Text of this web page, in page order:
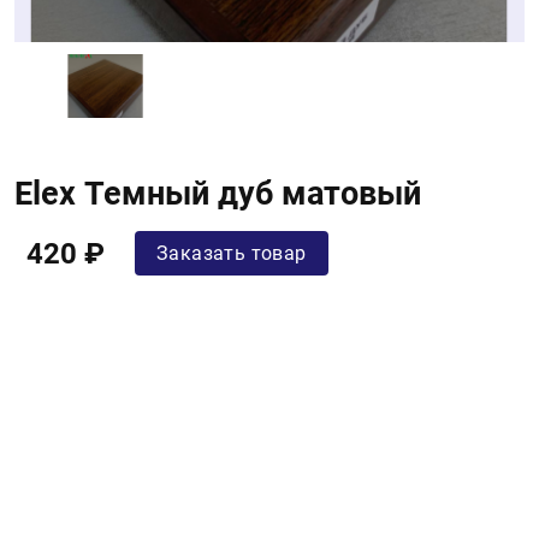
Elex Темный дуб матовый
420 ₽ Заказать товар